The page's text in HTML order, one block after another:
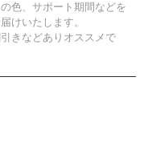
色、サポート期間などを
けいたします。
きなどありオススメで